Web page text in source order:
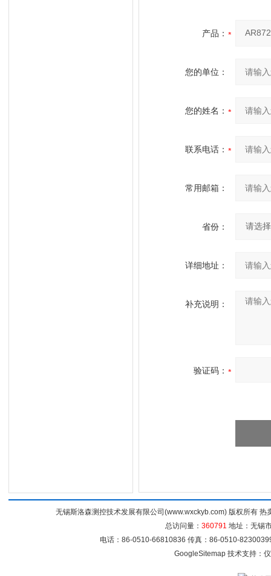
产品：
您的单位：
您的姓名：
联系电话：
常用邮箱：
省份：
详细地址：
补充说明：
验证码：
无锡斯洛森测控技术发展有限公司(www.wxckyb.com) 版权所有
总访问量： 360791 地址：无锡
电话：86-0510-66810836 传真：86-0510-
GoogleSitemap技术支持：